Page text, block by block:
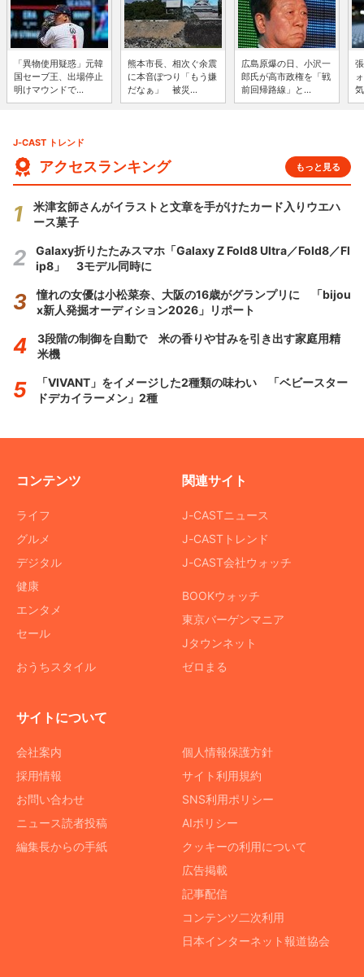
「異物使用疑惑」元韓
国セーブ王、出場停止
明けマウンドで...
熊本市長、相次ぐ余震
に本音ぽつり「もう嫌
だなぁ」 被災...
広島原爆の日、小沢一
郎氏が高市政権を「戦
前回帰路線」と...
J-CAST トレンド
アクセスランキング もっと見る
米津玄師さんがイラストと文章を手がけたカード入りウエハ
ース菓子
Galaxy折りたたみスマホ「Galaxy Z Fold8 Ultra／Fold8／Fl
ip8」 3モデル同時に
憧れの女優は小松菜奈、大阪の16歳がグランプリに 「bijou
x新人発掘オーディション2026」リポート
3段階の制御を自動で 米の香りや甘みを引き出す家庭用精
米機
「VIVANT」をイメージした2種類の味わい 「ベビースター
ドデカイラーメン」2種
コンテンツ
ライフ
グルメ
デジタル
健康
エンタメ
セール
おうちスタイル
関連サイト
J-CASTニュース
J-CASTトレンド
J-CAST会社ウォッチ
BOOKウォッチ
東京バーゲンマニア
Jタウンネット
ゼロまる
サイトについて
会社案内
採用情報
お問い合わせ
ニュース読者投稿
編集長からの手紙
個人情報保護方針
サイト利用規約
SNS利用ポリシー
AIポリシー
クッキーの利用について
広告掲載
記事配信
コンテンツ二次利用
日本インターネット報道協会